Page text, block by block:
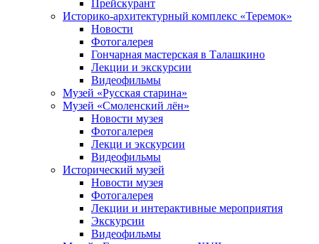
Прейскурант
Историко-архитектурный комплекс «Теремок»
Новости
Фотогалерея
Гончарная мастерская в Талашкино
Лекции и экскурсии
Видеофильмы
Музей «Русская старина»
Музей «Смоленский лён»
Новости музея
Фотогалерея
Лекци и экскурсии
Видеофильмы
Исторический музей
Новости музея
Фотогалерея
Лекции и интерактивные мероприятия
Экскурсии
Видеофильмы